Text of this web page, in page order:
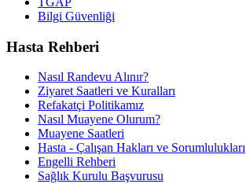
Bilgi Güvenliği
Hasta Rehberi
Nasıl Randevu Alınır?
Ziyaret Saatleri ve Kuralları
Refakatçi Politikamız
Nasıl Muayene Olurum?
Muayene Saatleri
Hasta - Çalışan Hakları ve Sorumlulukları
Engelli Rehberi
Sağlık Kurulu Başvurusu